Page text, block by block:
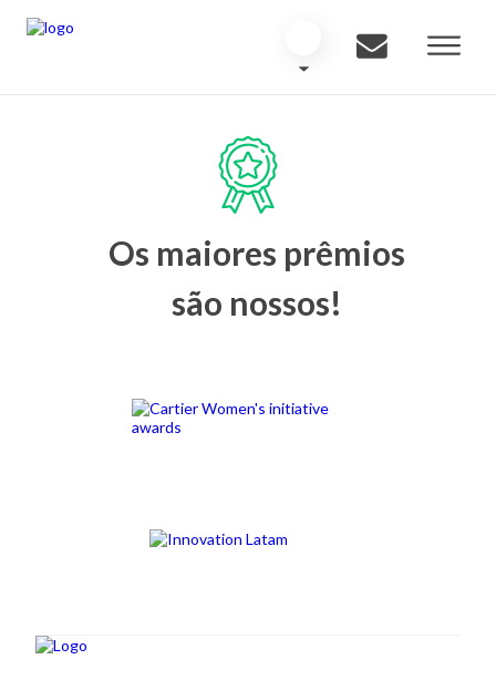
Os maiores prêmios
são nossos!